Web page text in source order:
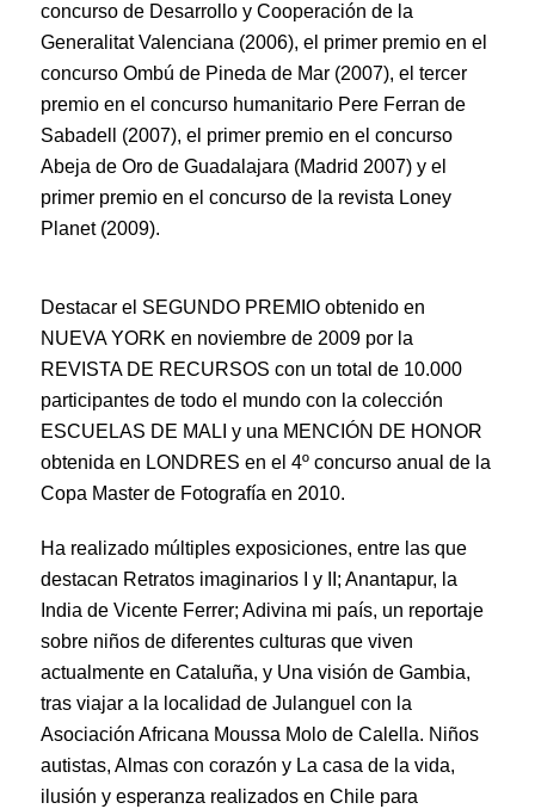
concurso de Desarrollo y Cooperación de la
Generalitat Valenciana (2006), el primer premio en el
concurso Ombú de Pineda de Mar (2007), el tercer
premio en el concurso humanitario Pere Ferran de
Sabadell (2007), el primer premio en el concurso
Abeja de Oro de Guadalajara (Madrid 2007) y el
primer premio en el concurso de la revista Loney
Planet (2009).
Destacar el SEGUNDO PREMIO obtenido en
NUEVA YORK en noviembre de 2009 por la
REVISTA DE RECURSOS con un total de 10.000
participantes de todo el mundo con la colección
ESCUELAS DE MALI y una MENCIÓN DE HONOR
obtenida en LONDRES en el 4º concurso anual de la
Copa Master de Fotografía en 2010.
Ha realizado múltiples exposiciones, entre las que
destacan Retratos imaginarios I y II; Anantapur, la
India de Vicente Ferrer; Adivina mi país, un reportaje
sobre niños de diferentes culturas que viven
actualmente en Cataluña, y Una visión de Gambia,
tras viajar a la localidad de Julanguel con la
Asociación Africana Moussa Molo de Calella. Niños
autistas, Almas con corazón y La casa de la vida,
ilusión y esperanza realizados en Chile para